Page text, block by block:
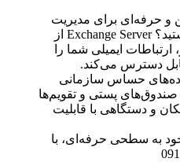
و حرفه‌ای برای مدیریت
ایمیل‌های سازمانی خود هستید؟ Exchange Server از
ایمیلی شما را
دسترس می‌کند.
حساس سازمانی
پستی و تقویم‌ها
و دستگاهی با قابلیت
به سطحی حرفه‌ای، با